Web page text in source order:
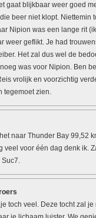
gaat blijkbaar weer goed
beer niet klopt. Niettemin
Nipion was een lange rit
weer geflikt. Je had
Het zal dus wel de
was voor Nipion. Ben
vrolijk en voorzichtig
tegemoet zien.
naar Thunder Bay 99,52
veel voor één dag denk ik.
Suc7.
toch veel. Deze tocht zal